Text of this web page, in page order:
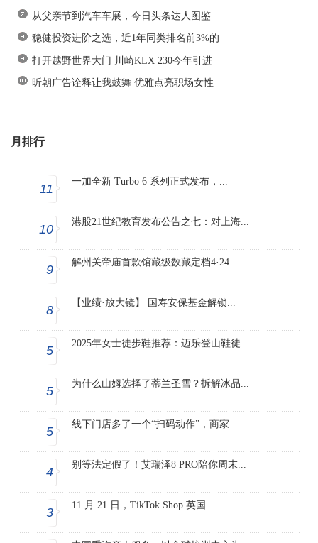
从父亲节到汽车车展，今日头条达人图鉴
稳健投资进阶之选，近1年同类排名前3%的
打开越野世界大门 川崎KLX 230今年引进
昕朝广告诠释让我鼓舞 优雅点亮职场女性
月排行
11
一加全新 Turbo 6 系列正式发布，...
10
港股21世纪教育发布公告之七：对上海...
9
解州关帝庙首款馆藏级数藏定档4·24...
8
【业绩·放大镜】 国寿安保基金解锁...
5
2025年女士徒步鞋推荐：迈乐登山鞋徒...
5
为什么山姆选择了蒂兰圣雪？拆解冰品...
5
线下门店多了一个“扫码动作”，商家...
4
别等法定假了！艾瑞泽8 PRO陪你周末...
3
11 月 21 日，TikTok Shop 英国...